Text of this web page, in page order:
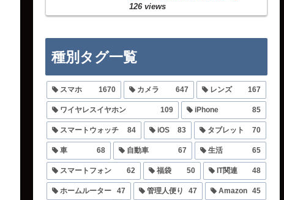
126 views
種別タグ一覧
スマホ 1670 カメラ 647 レンズ 167
ワイヤレスイヤホン 109 iPhone 85
スマートウォッチ 84 iOS 83 タブレット 70
車 68 自動車 67 生活 65
スマートフォン 62 福袋 50 IT関連 48
ホームルーター 47 管理人便り 47 Amazon 45